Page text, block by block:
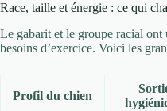
Race, taille et énergie : ce qui
Le gabarit et le groupe racial ont
besoins d’exercice. Voici les
Profil du chien